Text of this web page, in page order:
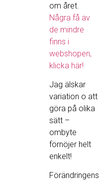
om året.
Några få av
de mindre
finns i
webshopen,
klicka här!
Jag älskar
variation o att
göra på olika
sätt –
ombyte
förnöjer helt
enkelt!
Förändringens